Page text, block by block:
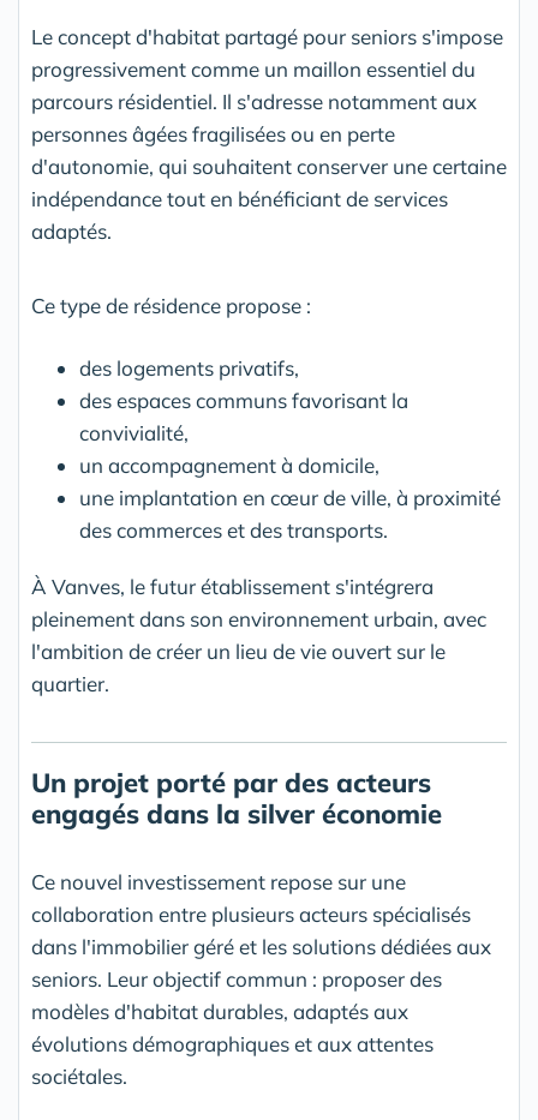
Le concept d'habitat partagé pour seniors s'impose
progressivement comme un maillon essentiel du
parcours résidentiel. Il s'adresse notamment aux
personnes âgées fragilisées ou en perte
d'autonomie, qui souhaitent conserver une certaine
indépendance tout en bénéficiant de services
adaptés.
Ce type de résidence propose :
des logements privatifs,
des espaces communs favorisant la
convivialité,
un accompagnement à domicile,
une implantation en cœur de ville, à proximité
des commerces et des transports.
À Vanves, le futur établissement s'intégrera
pleinement dans son environnement urbain, avec
l'ambition de créer un lieu de vie ouvert sur le
quartier.
Un projet porté par des acteurs
engagés dans la silver économie
Ce nouvel investissement repose sur une
collaboration entre plusieurs acteurs spécialisés
dans l'immobilier géré et les solutions dédiées aux
seniors. Leur objectif commun : proposer des
modèles d'habitat durables, adaptés aux
évolutions démographiques et aux attentes
sociétales.